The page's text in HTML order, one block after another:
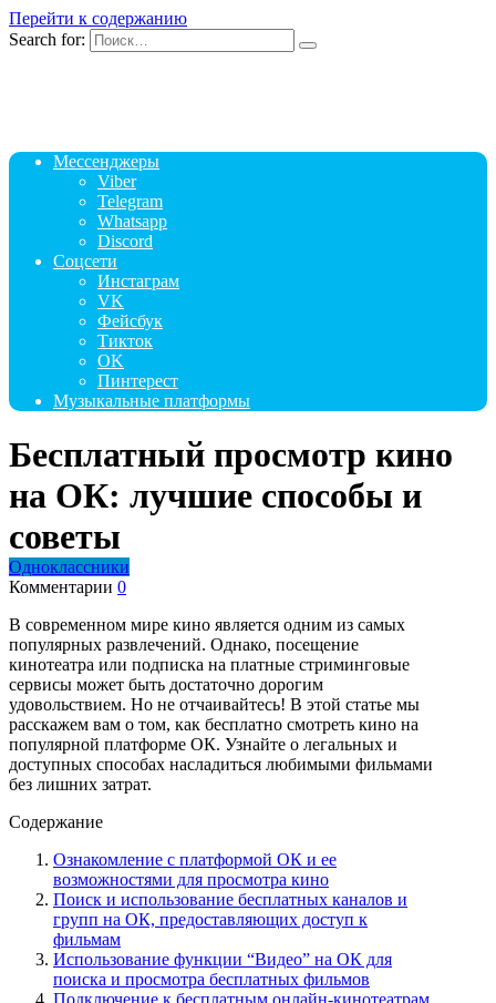
Перейти к содержанию
Search for:
Мессенджеры
Viber
Telegram
Whatsapp
Discord
Соцсети
Инстаграм
VK
Фейсбук
Тикток
OK
Пинтерест
Музыкальные платформы
Бесплатный просмотр кино
на ОК: лучшие способы и
советы
Одноклассники
Комментарии 0
В современном мире кино является одним из самых
популярных развлечений. Однако, посещение
кинотеатра или подписка на платные стриминговые
сервисы может быть достаточно дорогим
удовольствием. Но не отчаивайтесь! В этой статье мы
расскажем вам о том, как бесплатно смотреть кино на
популярной платформе ОК. Узнайте о легальных и
доступных способах насладиться любимыми фильмами
без лишних затрат.
Содержание
Ознакомление с платформой ОК и ее
возможностями для просмотра кино
Поиск и использование бесплатных каналов и
групп на ОК, предоставляющих доступ к
фильмам
Использование функции “Видео” на ОК для
поиска и просмотра бесплатных фильмов